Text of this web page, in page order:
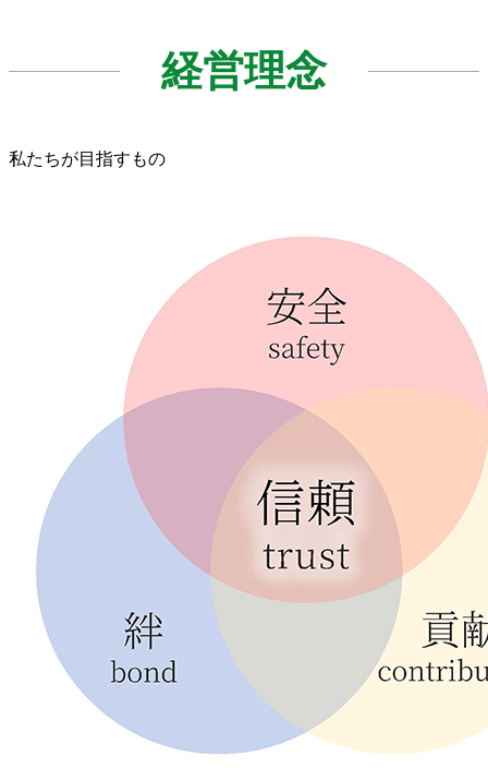
経営理念
私たちが目指すもの